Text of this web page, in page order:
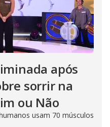
após
sorrir na
ou Não
usam 70 músculos